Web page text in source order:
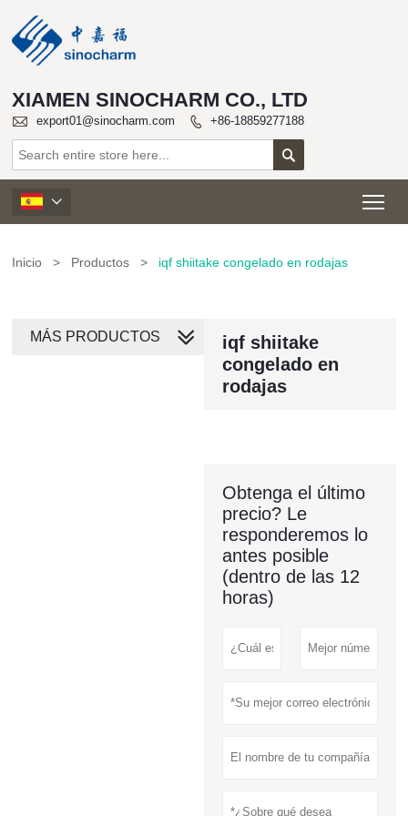
XIAMEN SINOCHARM CO., LTD
 export01@sinocharm.com  +86-18859277188


Inicio > Productos > iqf shiitake congelado en rodajas
iqf shiitake
congelado en
rodajas
Obtenga el último
precio? Le
responderemos lo
antes posible
(dentro de las 12
horas)
MÁS PRODUCTOS